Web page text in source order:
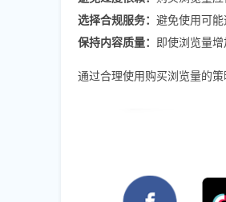
选择合规服务： 避免使用可能
保持内容质量： 即使浏览量
通过合理使用购买浏览量的